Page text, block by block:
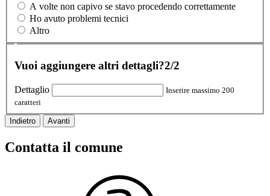
A volte non capivo se stavo procedendo correttamente
Ho avuto problemi tecnici
Altro
Vuoi aggiungere altri dettagli?2/2
Dettaglio
Inserire massimo 200
caratteri
Indietro Avanti
Contatta il comune